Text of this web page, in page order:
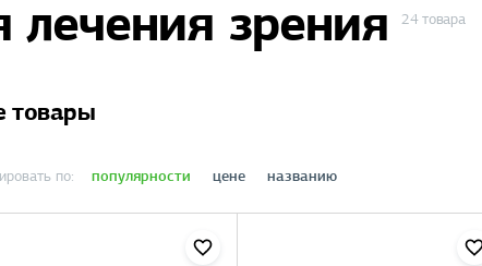
зрения 24 товара
товары
по: популярности цене названию